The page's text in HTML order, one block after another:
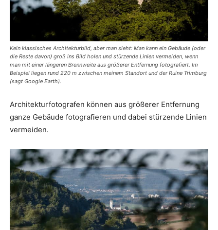
Kein klassisches Architekturbild, aber man sieht: Man kann ein Gebäude (oder
die Reste davon) groß ins Bild holen und stürzende Linien vermeiden, wenn
man mit einer längeren Brennweite aus größerer Entfernung fotografiert. Im
Beispiel liegen rund 220 m zwischen meinem Standort und der Ruine Trimburg
(sagt Google Earth).
Architekturfotografen können aus größerer Entfernung
ganze Gebäude fotografieren und dabei stürzende Linien
vermeiden.